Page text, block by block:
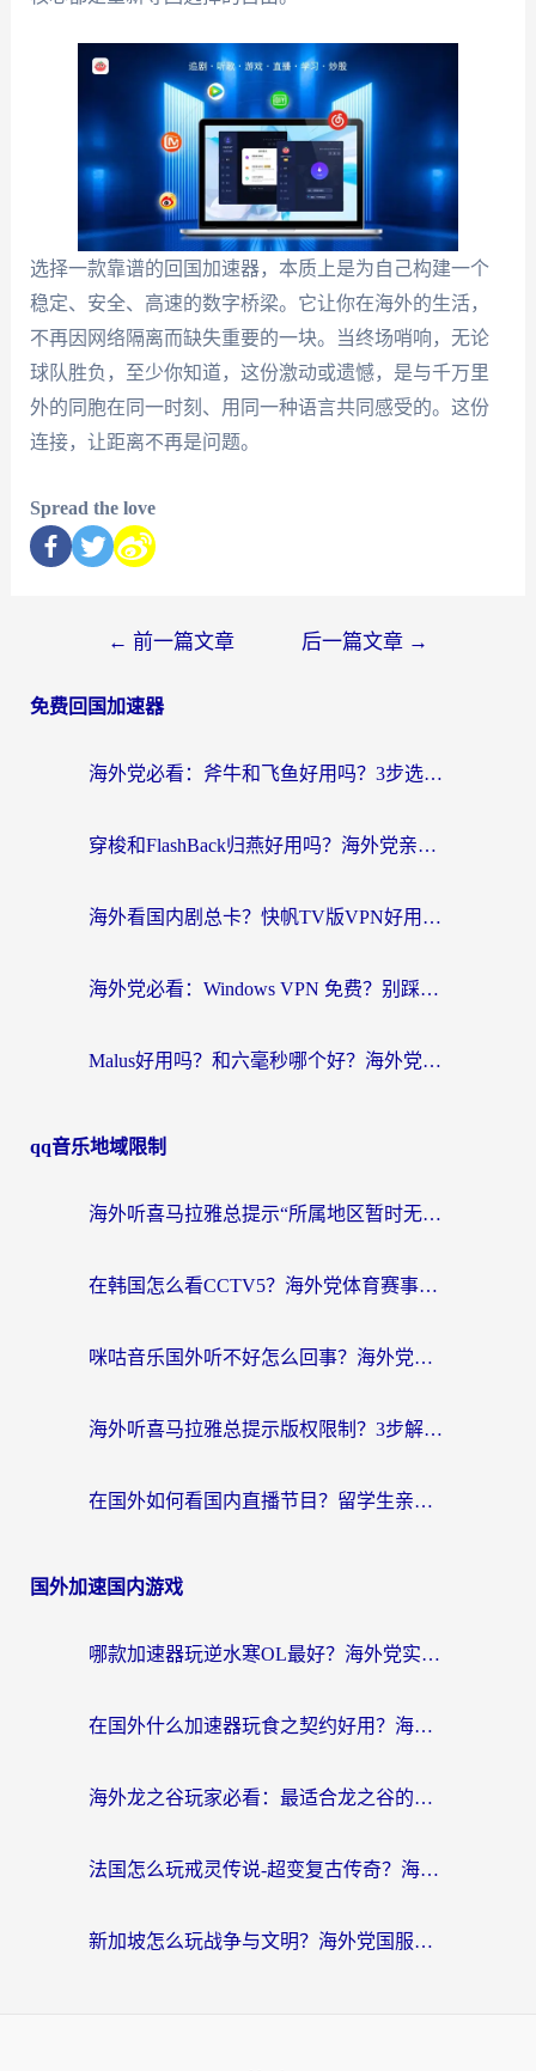
选择一款靠谱的回国加速器，本质上是为自己构建一个
稳定、安全、高速的数字桥梁。它让你在海外的生活，
不再因网络隔离而缺失重要的一块。当终场哨响，无论
球队胜负，至少你知道，这份激动或遗憾，是与千万里
外的同胞在同一时刻、用同一种语言共同感受的。这份
连接，让距离不再是问题。
Spread the love
← 前一篇文章 后一篇文章 →
免费回国加速器
海外党必看：斧牛和飞鱼好用吗？3步选对回国加速器，无缝刷剧玩国服
穿梭和FlashBack归燕好用吗？海外党亲测3款热门回国加速器，教你选对不踩坑
海外看国内剧总卡？快帆TV版VPN好用吗？和快滚VPN对比哪个回国效果更好？
海外党必看：Windows VPN 免费？别踩坑！教你选对好用的国内加速器无缝回国
Malus好用吗？和六毫秒哪个好？海外党选回国加速器的避坑指南
qq音乐地域限制
海外听喜马拉雅总提示“所属地区暂时无版权”？这个限制解除方法亲测有效！
在韩国怎么看CCTV5？海外党体育赛事+中文解说观看终极指南
咪咕音乐国外听不好怎么回事？海外党听歌自由的终极解决方案来了
海外听喜马拉雅总提示版权限制？3步解决+2个音乐平台问题全攻略
在国外如何看国内直播节目？留学生亲测有效的追剧加速指南
国外加速国内游戏
哪款加速器玩逆水寒OL最好？海外党实测后的终极选择指南
在国外什么加速器玩食之契约好用？海外党亲测有效的国服游戏加速指南
海外龙之谷玩家必看：最适合龙之谷的加速器，解决延迟卡顿还能畅玩幻书启示录和梦幻西游？
法国怎么玩戒灵传说-超变复古传奇？海外玩家国服游戏加速终极指南
新加坡怎么玩战争与文明？海外党国服游戏加速器终极避坑指南